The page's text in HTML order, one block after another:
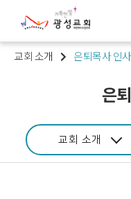
교회 소개 은퇴목사 인
은
교회 소개